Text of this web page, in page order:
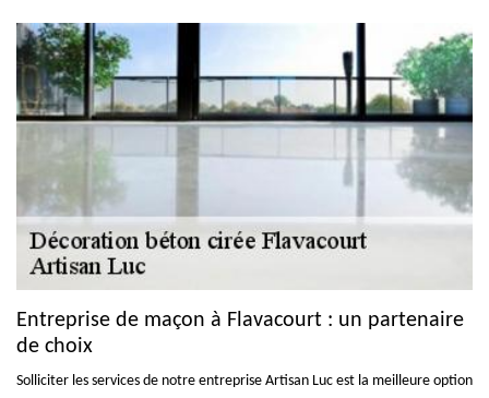
Entreprise de maçon à Flavacourt : un partenaire
de choix
Solliciter les services de notre entreprise Artisan Luc est la meilleure option